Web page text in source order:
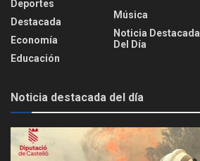
Deportes
Destacada
Economía
Educación
Música
Noticia Destacada
Del Día
Noticia destacada del día